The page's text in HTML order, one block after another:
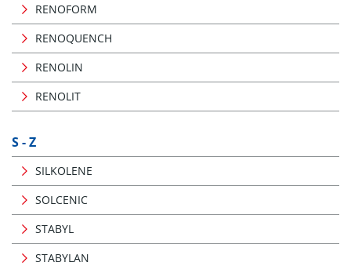
RENOFORM
RENOQUENCH
RENOLIN
RENOLIT
S - Z
SILKOLENE
SOLCENIC
STABYL
STABYLAN